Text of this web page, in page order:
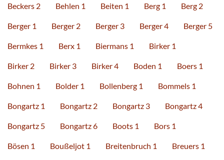
Beckers 2 Behlen 1 Beiten 1 Berg 1 Berg 2
Berger 1 Berger 2 Berger 3 Berger 4 Berger 5
Bermkes 1 Berx 1 Biermans 1 Birker 1
Birker 2 Birker 3 Birker 4 Boden 1 Boers 1
Bohnen 1 Bolder 1 Bollenberg 1 Bommels 1
Bongartz 1 Bongartz 2 Bongartz 3 Bongartz 4
Bongartz 5 Bongartz 6 Boots 1 Bors 1
Bösen 1 Boußeljot 1 Breitenbruch 1 Breuers 1